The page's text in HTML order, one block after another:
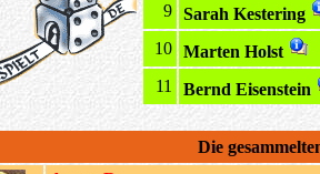
9
Sarah Kestering
10
Marten Holst
11
Bernd Eisenstein
Die